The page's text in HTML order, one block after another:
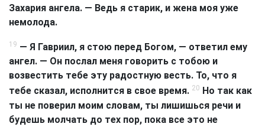
Захария ангела. — Ведь я старик, и жена моя уже
немолода.
19 — Я Гавриил, я стою перед Богом, — ответил ему
ангел. — Он послал меня говорить с тобою и
возвестить тебе эту радостную весть. То, что я
тебе сказал, исполнится в свое время. 20 Но так как
ты не поверил моим словам, ты лишишься речи и
будешь молчать до тех пор, пока все это не